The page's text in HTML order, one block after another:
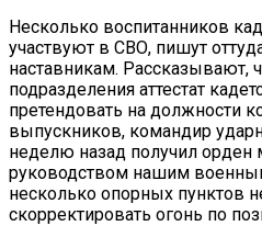
Несколько воспитанников
участвуют в СВО, пишут
наставникам. Рассказывают,
подразделения аттестат
претендовать на должности
выпускников, командир
неделю назад получил орден
руководством нашим
несколько опорных пунктов
скорректировать огонь по